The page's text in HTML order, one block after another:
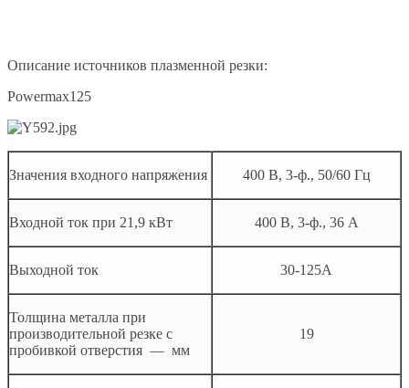
Описание источников плазменной резки:
Powermax125
Значения входного напряжения 400 В, 3-ф., 50/60 Гц
Входной ток при 21,9 кВт 400 В, 3-ф., 36 А
Выходной ток 30-125А
Толщина металла при
производительной резке с
пробивкой отверстия — мм
19